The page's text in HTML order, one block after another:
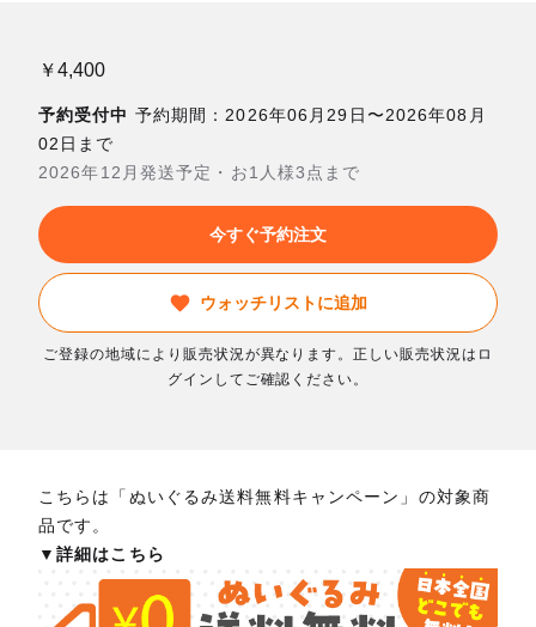
￥4,400
予約受付中 予約期間：2026年06月29日〜2026年08月
02日まで
2026年12月発送予定・お1人様3点まで
今すぐ予約注文
ウォッチリストに追加
ご登録の地域により販売状況が異なります。正しい販売状況はロ
グインしてご確認ください。
こちらは「ぬいぐるみ送料無料キャンペーン」の対象商
品です。
▼詳細はこちら